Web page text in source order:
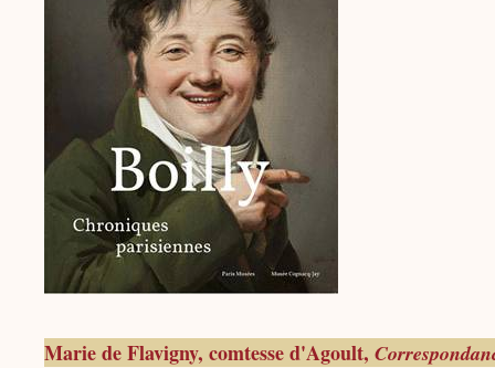
Marie de Flavigny, comtesse d'Agoult,